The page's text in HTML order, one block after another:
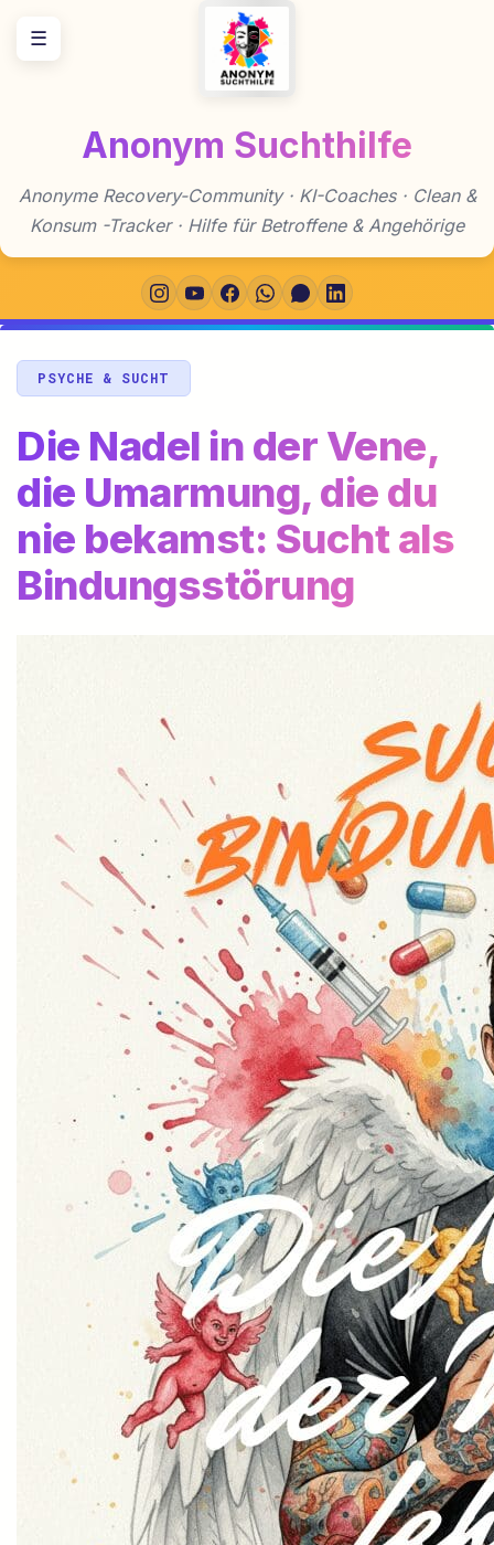
Inhalt
springen
Anonym Suchthilfe
Anonyme Recovery-Community · KI-Coaches · Clean &
Konsum -Tracker · Hilfe für Betroffene & Angehörige
PSYCHE & SUCHT
Die Nadel in der Vene,
die Umarmung, die du
nie bekamst: Sucht als
Bindungsstörung
☰